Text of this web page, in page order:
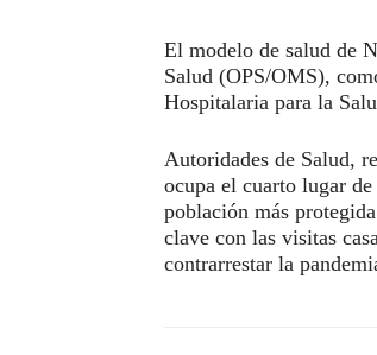
El modelo de salud de
Salud (OPS/OMS),
Hospitalaria para la
Autoridades de Salud,
ocupa el cuarto lugar
población más
clave con las visitas
contrarrestar la